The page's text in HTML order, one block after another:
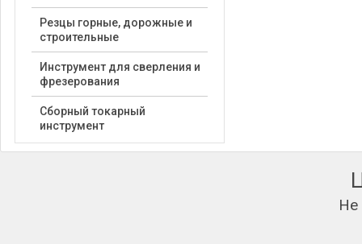
Резцы горные, дорожные и
строительные
Инструмент для сверления и
фрезерования
Сборный токарный
инструмент
Не